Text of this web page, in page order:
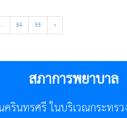
... 54 55 »
สภาการพยาบาล
ครินทรศรี ในบริเวณกระทร